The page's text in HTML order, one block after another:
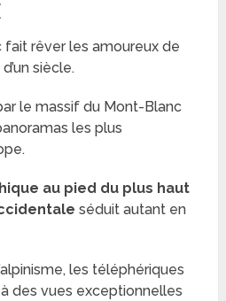
rêver les amoureux de
siècle.
le massif du Mont-Blanc
les plus
au pied du plus haut
séduit autant en
les téléphériques
des vues exceptionnelles